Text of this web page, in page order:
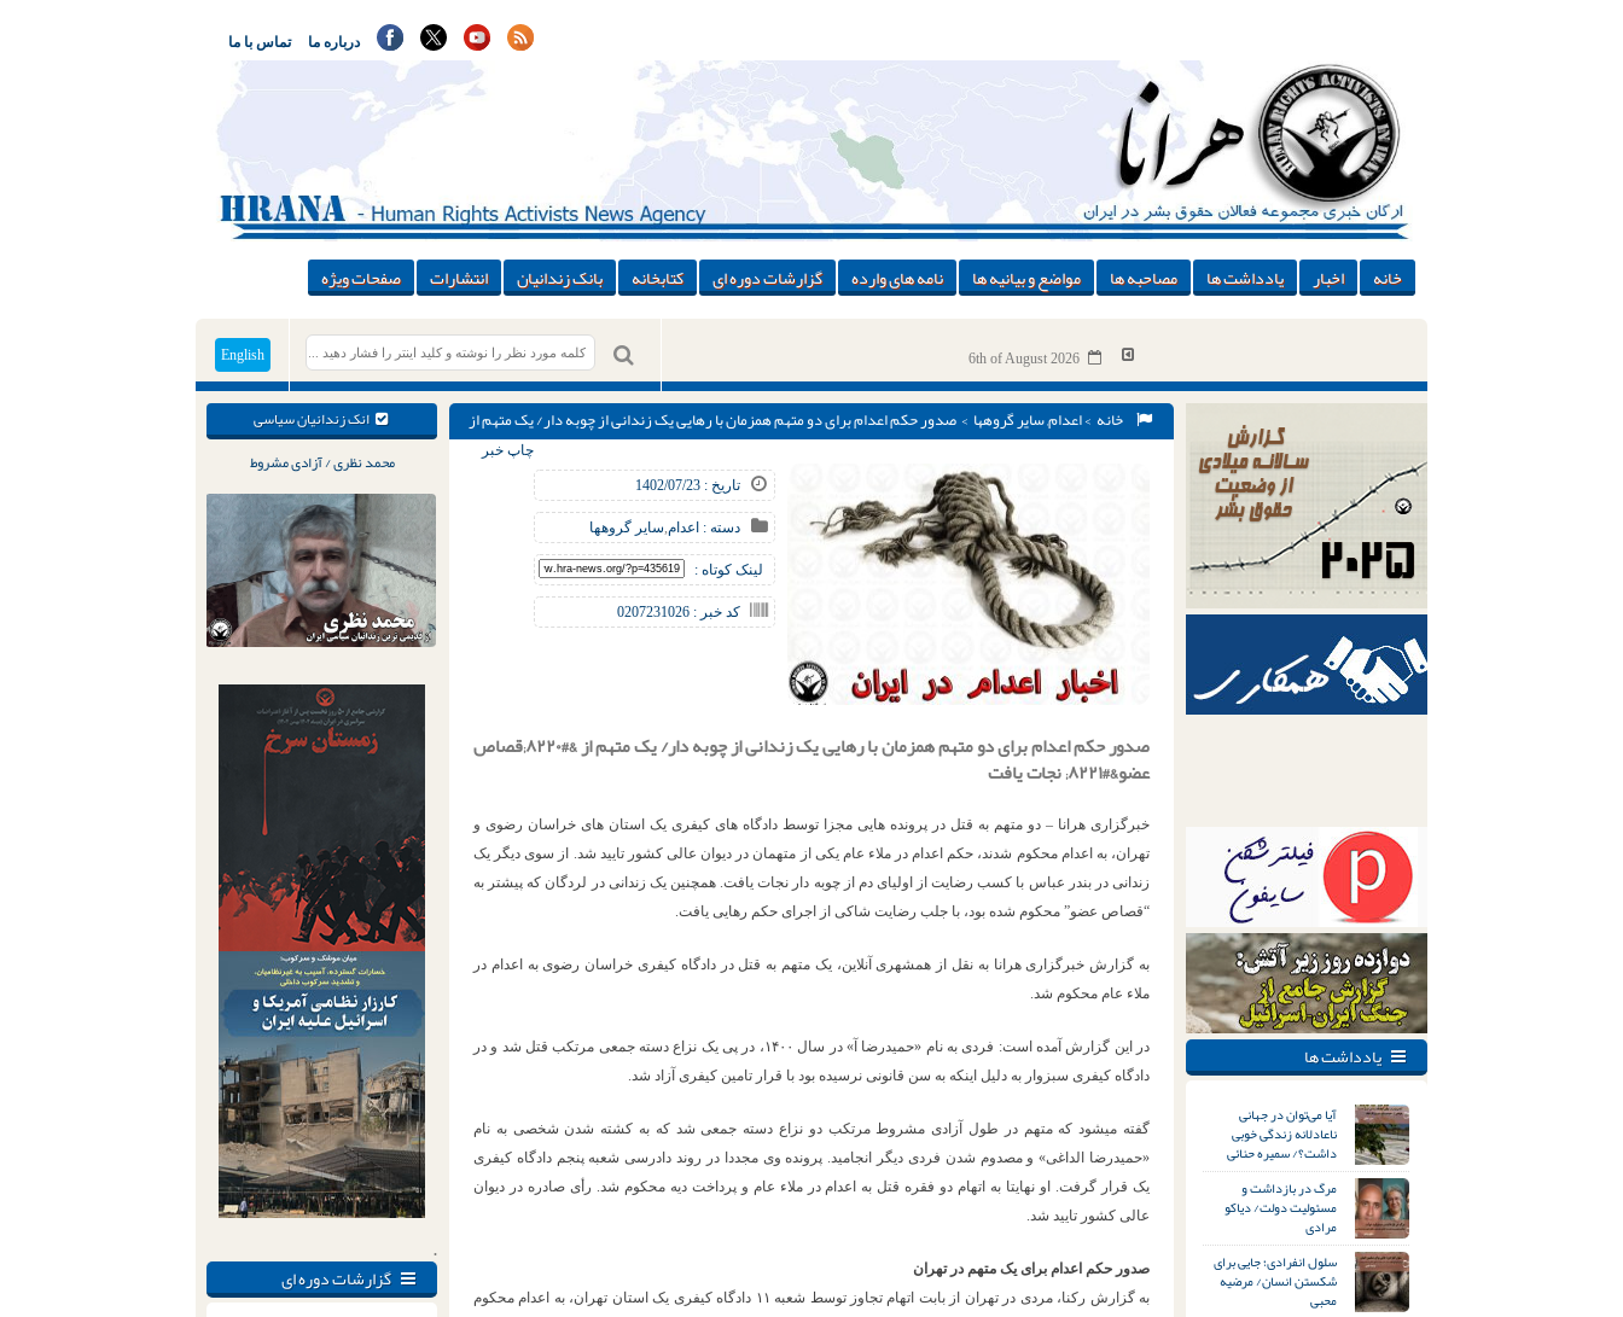
تماس با ما درباره ما
خانه اخبار یادداشت ها مصاحبه ها مواضع و بیانیه ها نامه های وارده گزارشات دوره ای کتابخانه بانک زندانیان انتشارات صفحات ویژه
English 6th of August 2026
انک زندانیان سیاسی
محمد نظری / آزادی مشروط
.
گزارشات دوره ای
خانه >اعدام,سایر گروهها > صدور حکم اعدام برای دو متهم همزمان با رهایی یک زندانی از چوبه دار/ یک متهم از
تاریخ : 1402/07/23
دسته : اعدام,سایر گروهها
لینک کوتاه :
کد خبر : 0207231026
چاپ خبر
صدور حکم اعدام برای دو متهم همزمان با رهایی یک زندانی از چوبه دار/ یک متهم از &#۸۲۲۰;قصاص
عضو&#۸۲۲۱; نجات یافت
خبرگزاری هرانا – دو متهم به قتل در پرونده هایی مجزا توسط دادگاه های کیفری یک استان های خراسان رضوی و
تهران، به اعدام محکوم شدند، حکم اعدام در ملاء عام یکی از متهمان در دیوان عالی کشور تایید شد. از سوی دیگر یک
زندانی در بندر عباس با کسب رضایت از اولیای دم از چوبه دار نجات یافت. همچنین یک زندانی در لردگان که پیشتر به
“قصاص عضو” محکوم شده بود، با جلب رضایت شاکی از اجرای حکم رهایی یافت.
به گزارش خبرگزاری هرانا به نقل از همشهری آنلاین، یک متهم به قتل در دادگاه کیفری خراسان رضوی به اعدام در
ملاء عام محکوم شد.
در این گزارش آمده است: فردی به نام «حمیدرضا آ» در سال ۱۴۰۰، در پی یک نزاع دسته جمعی مرتکب قتل شد و در
دادگاه کیفری سبزوار به دلیل اینکه به سن قانونی نرسیده بود با قرار تامین کیفری آزاد شد.
گفته میشود که متهم در طول آزادی مشروط مرتکب دو نزاع دسته جمعی شد که به کشته شدن شخصی به نام
«حمیدرضا الداغی» و مصدوم شدن فردی دیگر انجامید. پرونده وی مجددا در روند دادرسی شعبه پنجم دادگاه کیفری
یک قرار گرفت. او نهایتا به اتهام دو فقره قتل به اعدام در ملاء عام و پرداخت دیه محکوم شد. رأی صادره در دیوان
عالی کشور تایید شد.
صدور حکم اعدام برای یک متهم در تهران
به گزارش رکنا، مردی در تهران از بابت اتهام تجاوز توسط شعبه ۱۱ دادگاه کیفری یک استان تهران، به اعدام محکوم
یادداشت ها
آیا می‌توان در جهانی
ناعادلانه زندگی خوبی
داشت؟/ سمیره حنائی
مرگ در بازداشت و
مسئولیت دولت/ دیاکو
مرادی
سلول انفرادی؛ جایی برای
شکستن انسان/ مرضیه
محبی